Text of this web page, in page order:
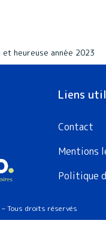
et heureuse année 2023
Liens
Contact
Mentions
Politique
Tous droits réservés